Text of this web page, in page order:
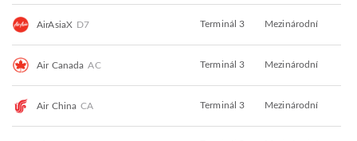
AirAsiaX D7 Terminál 3 Mezinárodní
Air Canada AC Terminál 3 Mezinárodní
Air China CA Terminál 3 Mezinárodní